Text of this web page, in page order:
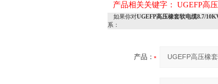
产品相关关键字： UGEFP高
如果你对UGEFP高压橡套软电缆8.7/
系：
产品：